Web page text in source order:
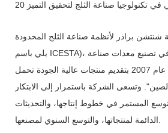
براذر لأنظمة صناعة الثلج المحدودة (المشار إليها فيما
يلي باسم ICESTA)، بصفتها شركة رائدة في تصنيع معدات صناعة
الثلج، تلتزم منذ تأسيسها عام 2007 بتقديم منتجات عالية الجودة تحمل
وتسعى الشركة باستمرار إلى الابتكار
المستمر في خطوط إنتاجها، والتحديثات